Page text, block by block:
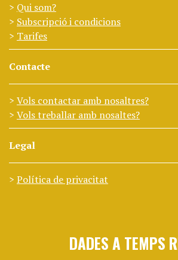
Qui som?
Subscripció i condicions
Tarifes
Contacte
Vols contactar amb nosaltres?
Vols treballar amb nosaltes?
Legal
Política de privacitat
DADES A TEMPS